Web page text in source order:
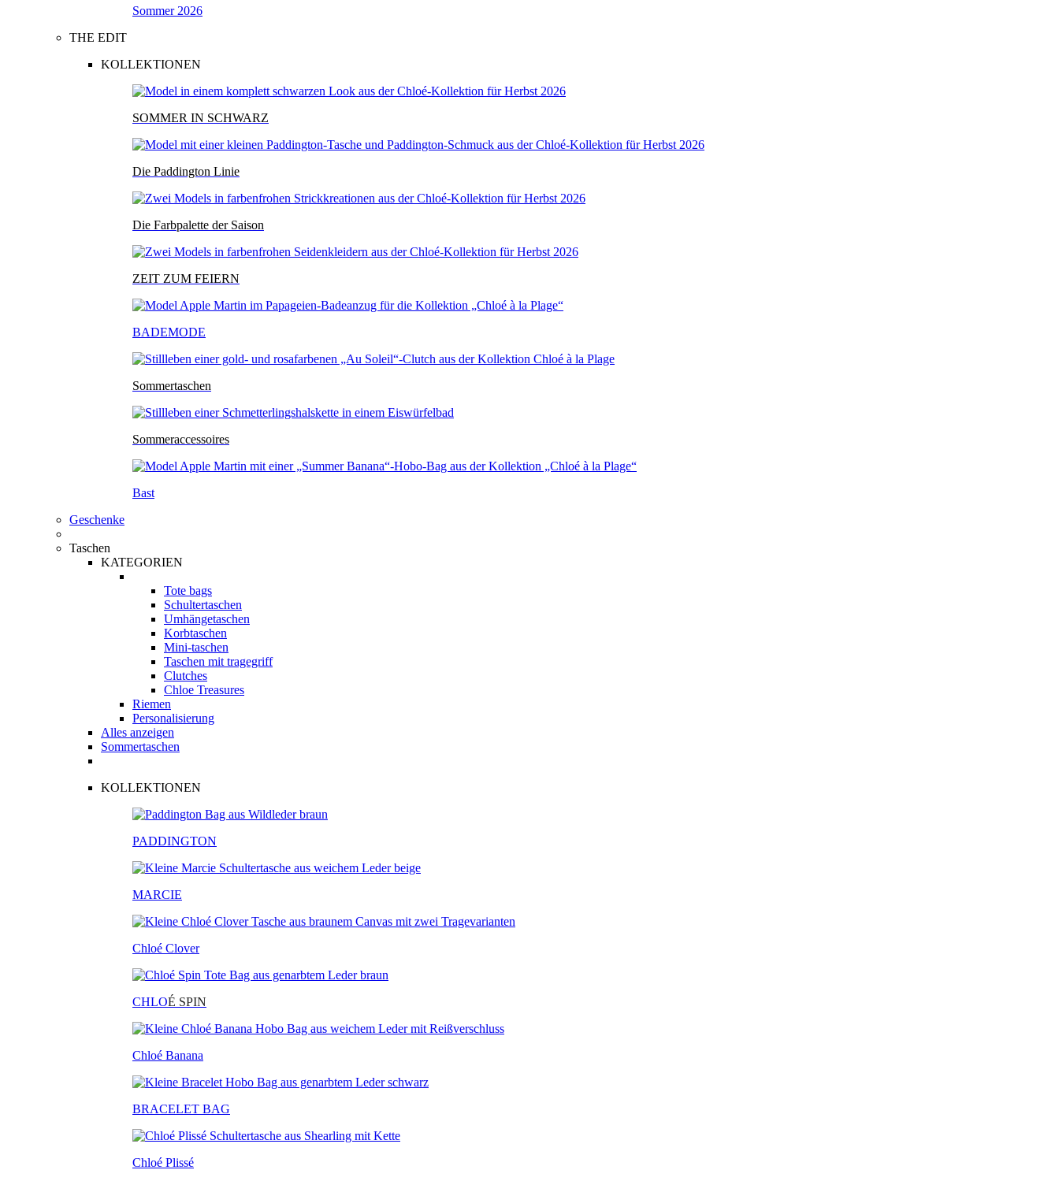
Sommer 2026
THE EDIT
KOLLEKTIONEN
SOMMER IN SCHWARZ
Die Paddington Linie
Die Farbpalette der Saison
ZEIT ZUM FEIERN
BADEMODE
Sommertaschen
Sommeraccessoires
Bast
Geschenke
Taschen
KATEGORIEN
Tote bags
Schultertaschen
Umhängetaschen
Korbtaschen
Mini-taschen
Taschen mit tragegriff
Clutches
Chloe Treasures
Riemen
Personalisierung
Alles anzeigen
Sommertaschen
KOLLEKTIONEN
PADDINGTON
MARCIE
Chloé Clover
CHLOÉ SPIN
Chloé Banana
BRACELET BAG
Chloé Plissé